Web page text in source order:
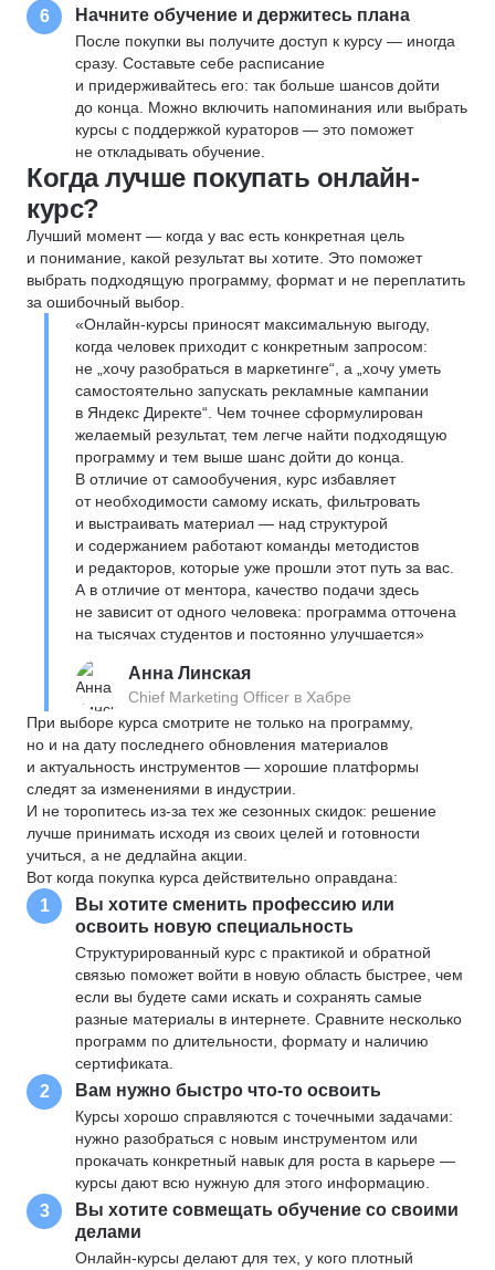
6 Начните обучение и держитесь плана
После покупки вы получите доступ к курсу — иногда
сразу. Составьте себе расписание
и придерживайтесь его: так больше шансов дойти
до конца. Можно включить напоминания или выбрать
курсы с поддержкой кураторов — это поможет
не откладывать обучение.
Когда лучше покупать онлайн-
курс?
Лучший момент — когда у вас есть конкретная цель
и понимание, какой результат вы хотите. Это поможет
выбрать подходящую программу, формат и не переплатить
за ошибочный выбор.
«Онлайн-курсы приносят максимальную выгоду,
когда человек приходит с конкретным запросом:
не „хочу разобраться в маркетинге“, а „хочу уметь
самостоятельно запускать рекламные кампании
в Яндекс Директе“. Чем точнее сформулирован
желаемый результат, тем легче найти подходящую
программу и тем выше шанс дойти до конца.
В отличие от самообучения, курс избавляет
от необходимости самому искать, фильтровать
и выстраивать материал — над структурой
и содержанием работают команды методистов
и редакторов, которые уже прошли этот путь за вас.
А в отличие от ментора, качество подачи здесь
не зависит от одного человека: программа отточена
на тысячах студентов и постоянно улучшается»
Анна Линская
Chief Marketing Officer в Хабре
При выборе курса смотрите не только на программу,
но и на дату последнего обновления материалов
и актуальность инструментов — хорошие платформы
следят за изменениями в индустрии.
И не торопитесь из-за тех же сезонных скидок: решение
лучше принимать исходя из своих целей и готовности
учиться, а не дедлайна акции.
Вот когда покупка курса действительно оправдана:
1
Вы хотите сменить профессию или
освоить новую специальность
Структурированный курс с практикой и обратной
связью поможет войти в новую область быстрее, чем
если вы будете сами искать и сохранять самые
разные материалы в интернете. Сравните несколько
программ по длительности, формату и наличию
сертификата.
2 Вам нужно быстро что-то освоить
Курсы хорошо справляются с точечными задачами:
нужно разобраться с новым инструментом или
прокачать конкретный навык для роста в карьере —
курсы дают всю нужную для этого информацию.
3
Вы хотите совмещать обучение со своими
делами
Онлайн-курсы делают для тех, у кого плотный